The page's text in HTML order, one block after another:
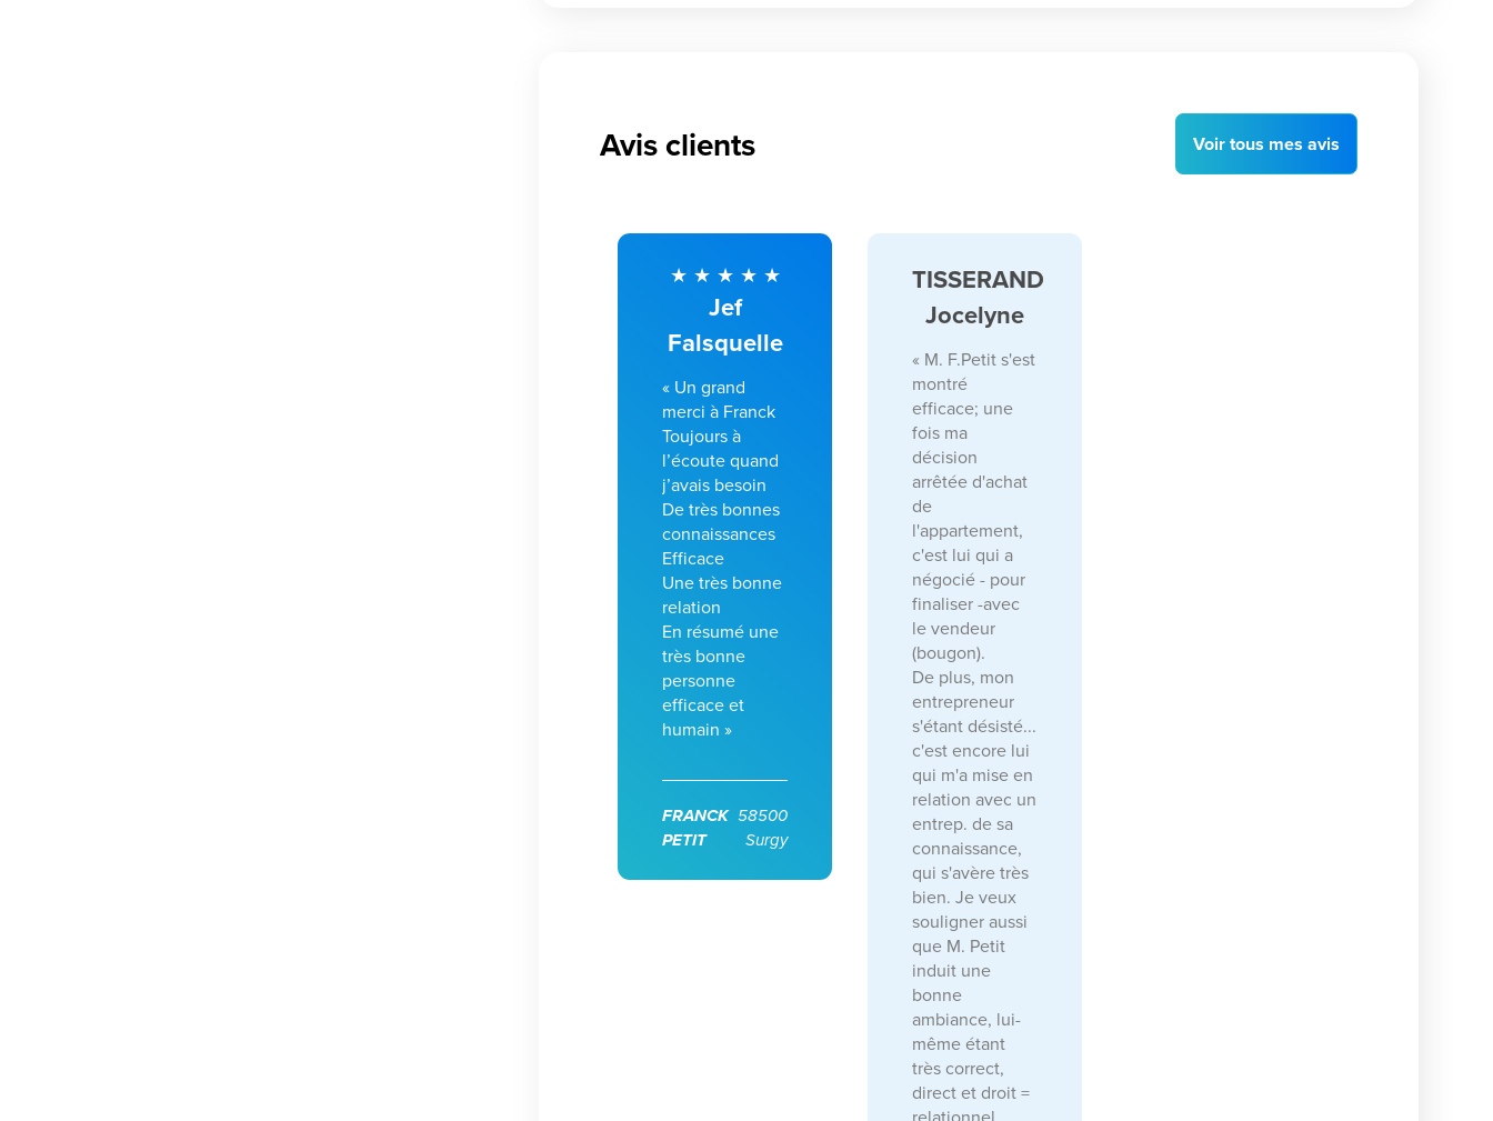
Avis clients Voirtous mes avis
Jef
Falsquelle
« Un grand
merci à Franck
Toujours à
l’écoute quand
j’avais besoin
De très bonnes
connaissances
Efficace
Une très bonne
relation
En résumé une
très bonne
personne
efficace et
humain »
FRANCK
PETIT
58500
Surgy
TISSERAND
Jocelyne
« M. F.Petit s'est
montré
efficace; une
fois ma
décision
arrêtée d'achat
de
l'appartement,
c'est lui qui a
négocié - pour
finaliser -avec
le vendeur
(bougon).
De plus, mon
entrepreneur
s'étant désisté...
c'est encore lui
qui m'a mise en
relation avec un
entrep. de sa
connaissance,
qui s'avère très
bien. Je veux
souligner aussi
que M. Petit
induit une
bonne
ambiance, lui-
même étant
très correct,
direct et droit =